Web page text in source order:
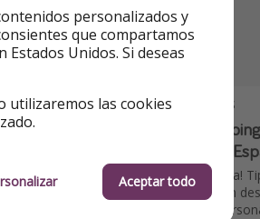
de Halloween🎃
40€ noche, ¡20€ por
HOTELES
🌲
único en
¡Última hora!
Gredos con
61€ por
personalizados y
que compartamos
Unidos. Si deseas
utilizaremos las cookies
Aceptar todo